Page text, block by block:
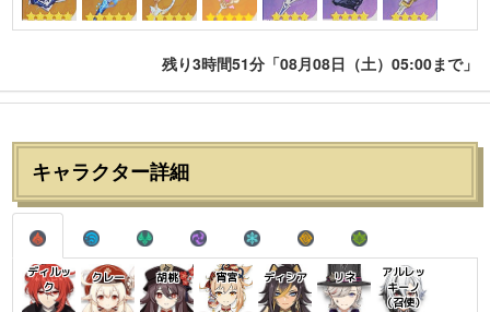
残り3時間51分「08月08日（土）05:00まで」
キャラクター詳細
ディルッ
ク
クレー 胡桃 宵宮 ディシア リネ
アルレッ
キーノ
（召使）